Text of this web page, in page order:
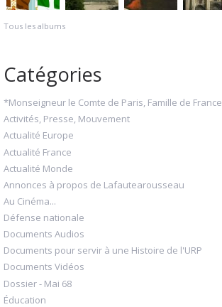
Tous les albums
Catégories
*Monseigneur le Comte de Paris, Famille de France
Activités, Presse, Mouvement
Actualité Europe
Actualité France
Actualité Monde
Annonces à propos de Lafautearousseau
Au Cinéma...
Défense nationale
Documents Audios
Documents pour servir à une Histoire de l'URP
Documents Vidéos
Dossier - Mai 68
Éducation